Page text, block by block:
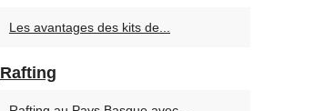
Les avantages des kits de...
Rafting